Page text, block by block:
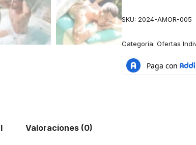
SKU: 2024-AMOR-005
Categoría:Ofertas
Valoraciones (0)